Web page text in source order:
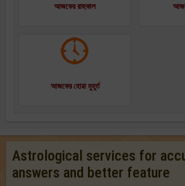
আজকের রাহুকাল
আজকের হোৱা মুহূর্ত
Astrological services for
answers and better feature